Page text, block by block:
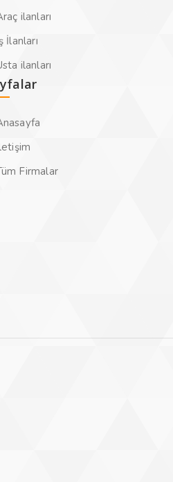
ilanları
İlanları
ilanları
Firmalar